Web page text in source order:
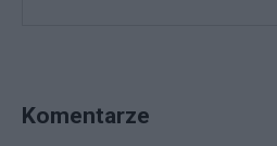
Komentarze